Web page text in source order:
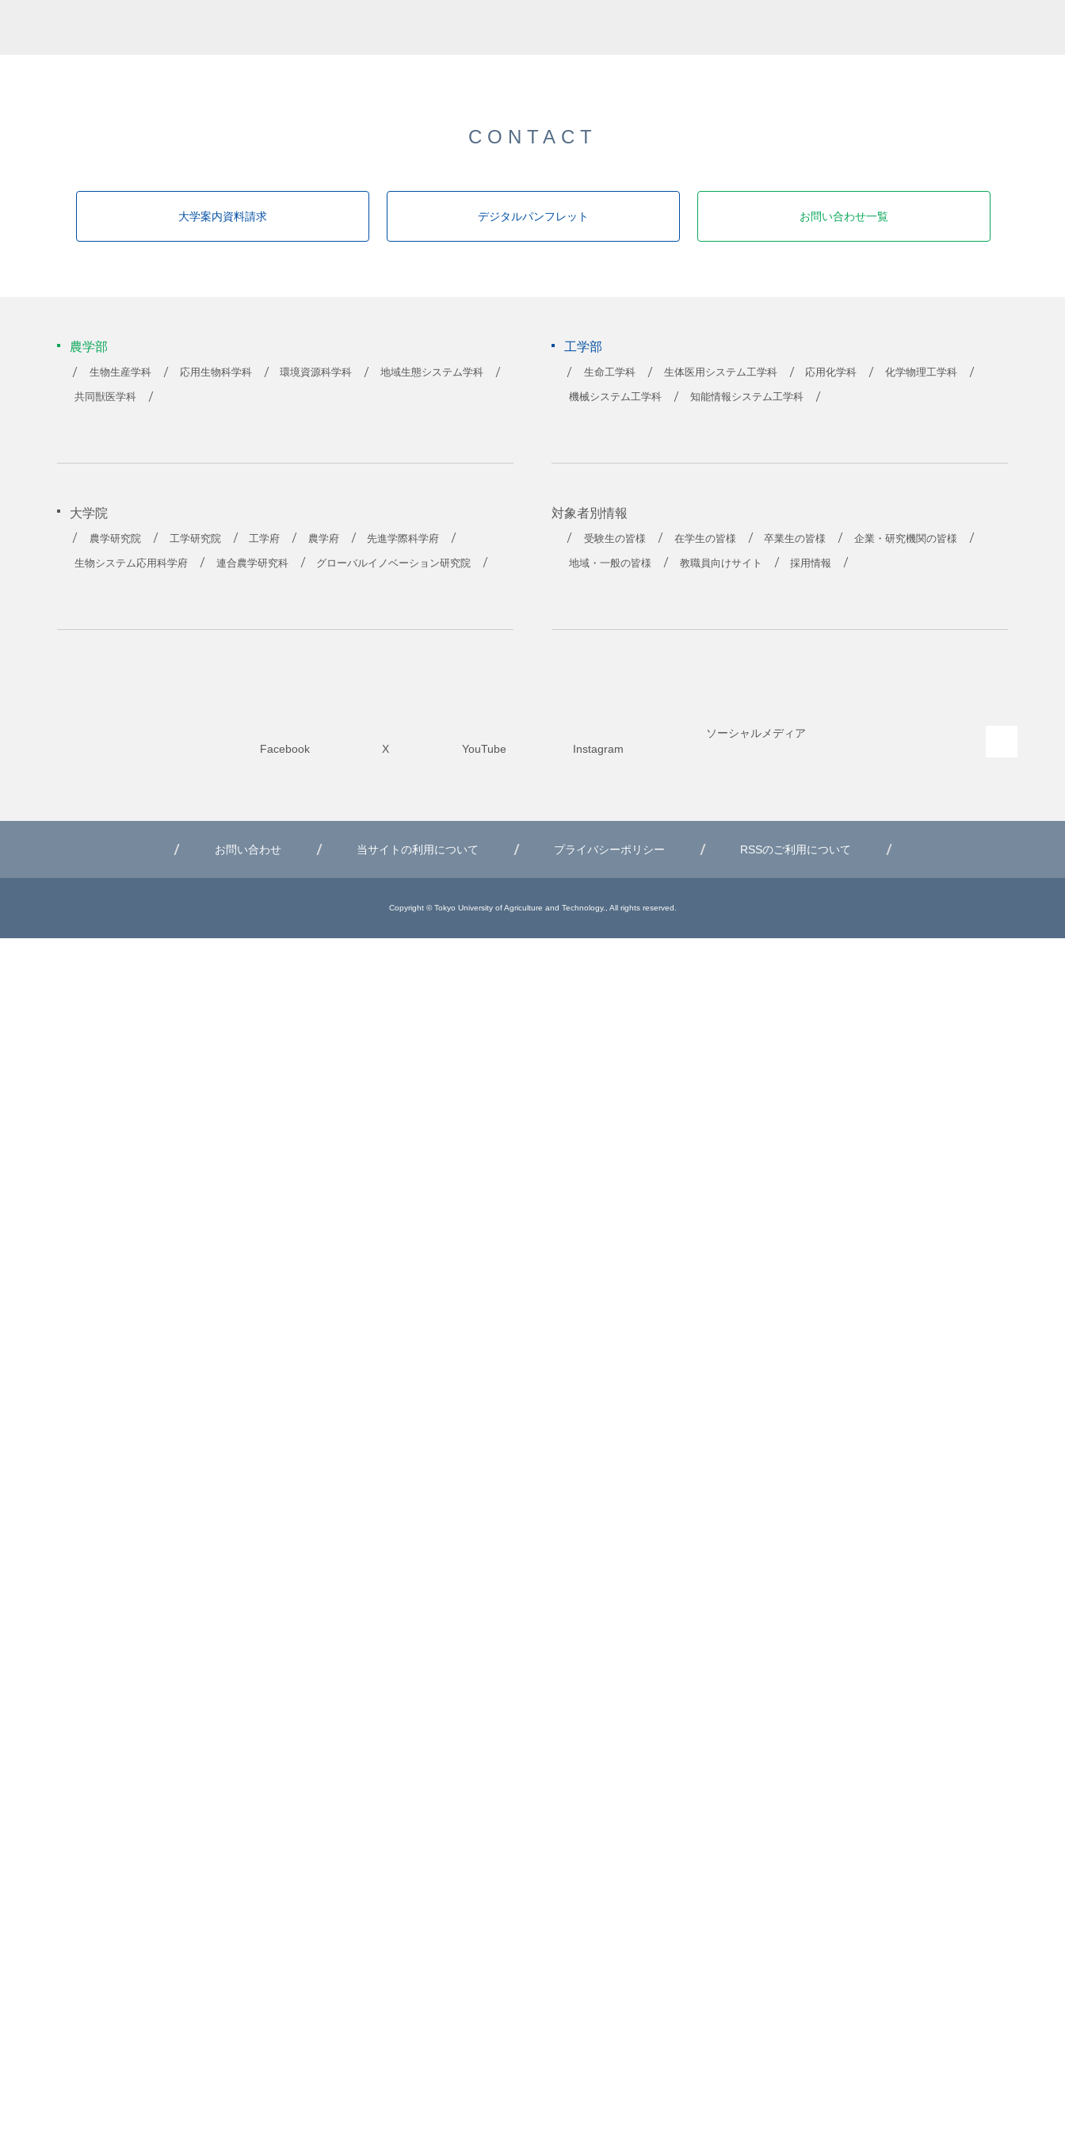
CONTACT
大学案内資料請求 デジタルパンフレット お問い合わせ一覧
農学部
生物生産学科 応用生物科学科 環境資源科学科 地域生態システム学科
共同獣医学科
工学部
生命工学科 生体医用システム工学科 応用化学科 化学物理工学科
機械システム工学科 知能情報システム工学科
大学院
農学研究院 工学研究院 工学府 農学府 先進学際科学府
生物システム応用科学府 連合農学研究科 グローバルイノベーション研究院
対象者別情報
受験生の皆様 在学生の皆様 卒業生の皆様 企業・研究機関の皆様
地域・一般の皆様 教職員向けサイト 採用情報
Facebook
X YouTube Instagram
ソーシャルメディア
お問い合わせ 当サイトの利用について プライバシーポリシー RSSのご利用について
Copyright © Tokyo University of Agriculture and Technology., All rights reserved.